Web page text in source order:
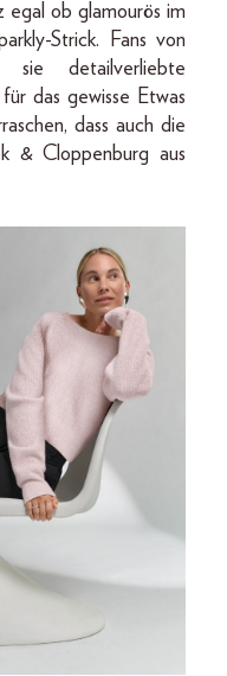
egal ob glamourös im
Strick. Fans von
sie detailverliebte
das gewisse Etwas
dass auch die
& Cloppenburg aus